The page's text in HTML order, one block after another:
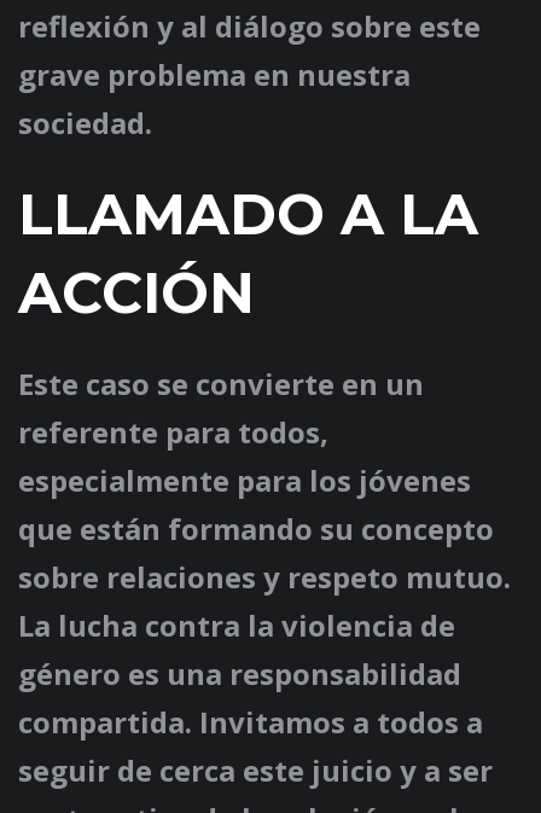
reflexión y al diálogo sobre este
grave problema en nuestra
sociedad.
LLAMADO A LA
ACCIÓN
Este caso se convierte en un
referente para todos,
especialmente para los jóvenes
que están formando su concepto
sobre relaciones y respeto mutuo.
La lucha contra la violencia de
género es una responsabilidad
compartida. Invitamos a todos a
seguir de cerca este juicio y a ser